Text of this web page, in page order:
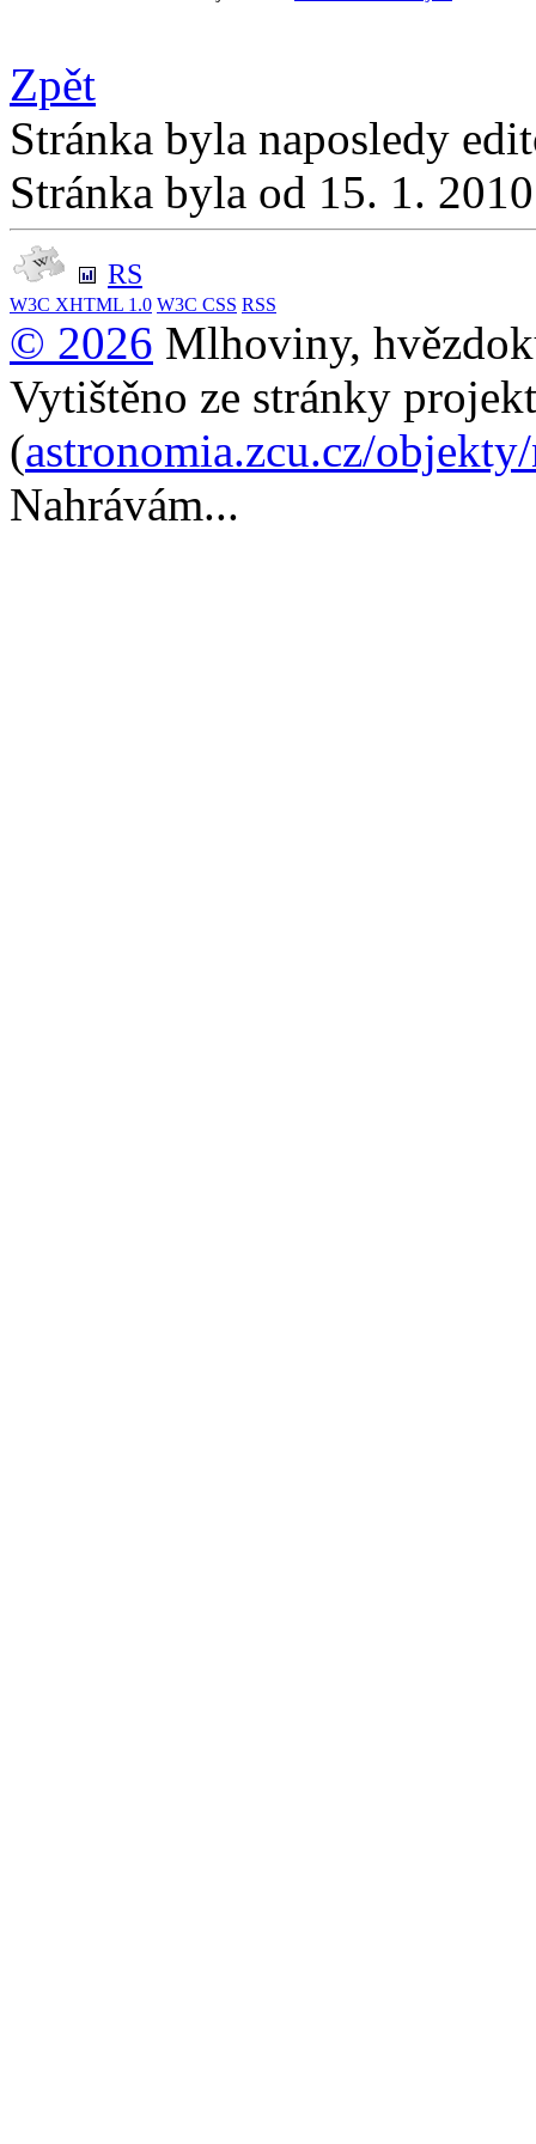
Zpět
Stránka byla naposledy
Stránka byla od 15. 1.
RS
W3C XHTML 1.0 W3C CSS RSS
© 2026 Mlhoviny,
Vytištěno ze stránky
(astronomia.zcu.cz/
Nahrávám...